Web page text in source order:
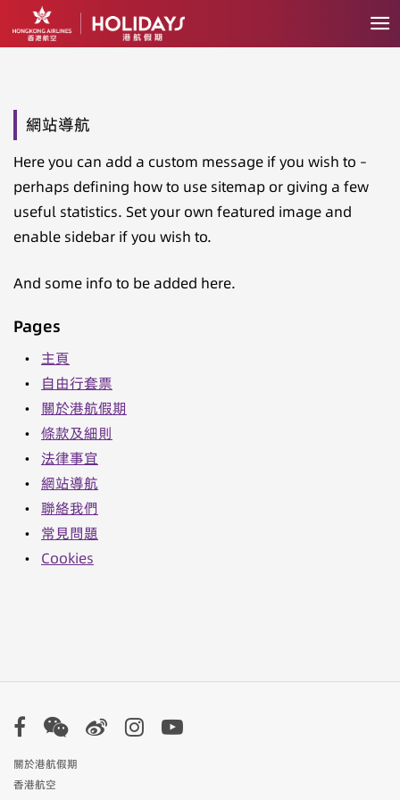
網站導航
Here you can add a custom message if you wish to –
perhaps defining how to use sitemap or giving a few
useful statistics. Set your own featured image and
enable sidebar if you wish to.
And some info to be added here.
Pages
•
主頁
•
自由行套票
•
關於港航假期
• 條款及細則
•
法律事宜
• 網站導航
• 聯絡我們
•
常見問題
•
Cookies
關於港航假期
香港航空